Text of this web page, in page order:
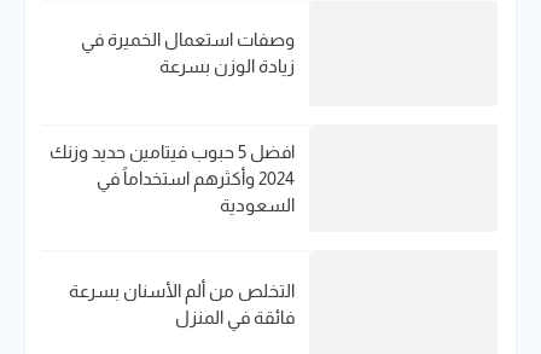
وصفات استعمال الخميرة في
زيادة الوزن بسرعة
افضل 5 حبوب فيتامين حديد​ وزنك
2024 وأكثرهم استخداماً في
السعودية
التخلص من ألم الأسنان بسرعة
فائقة في المنزل